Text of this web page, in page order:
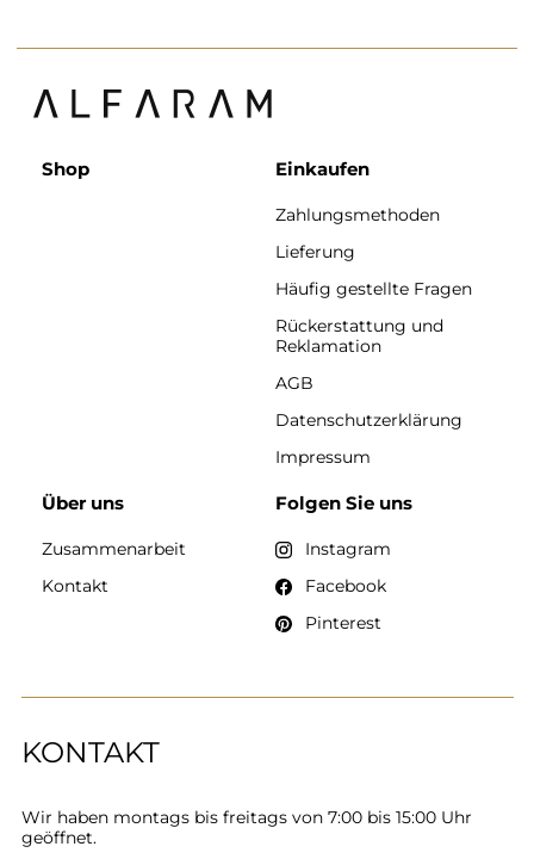
KONTAKT
Wir haben montags bis freitags von 7:00 bis 15:00 Uhr
geöffnet.
Shop Einkaufen
Zahlungsmethoden
Lieferung
Häufig gestellte Fragen
Rückerstattung und
Reklamation
AGB
Datenschutzerklärung
Impressum
Über uns
Zusammenarbeit
Kontakt
Folgen Sie uns
Instagram
Facebook
Pinterest